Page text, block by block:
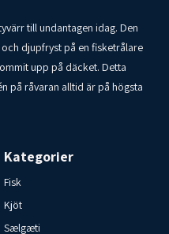
Góa ehf.
köldum stað (15-
AB 00-46-70-
till undantagen idag. Den
djupfryst på en fisketrålare
upp på däcket. Detta
på råvaran alltid är på högsta
Kategorier
Fisk
Kjöt
Sælgæti